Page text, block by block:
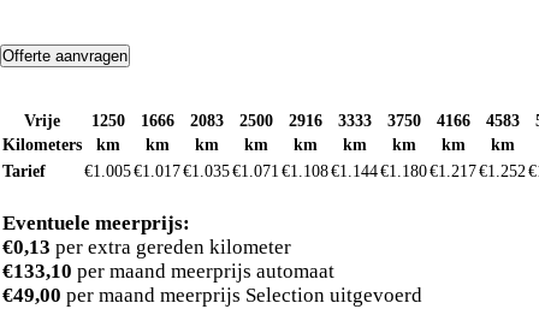
Offerte aanvragen
Vrije
Kilometers
1250
km
1666
km
2083
km
2500
km
2916
km
3333
km
3750
km
4166
km
4583
km
Tarief €1.005€1.017€1.035€1.071 €1.108€1.144€1.180€1.217€1.252
Eventuele meerprijs:
€0,13 per extra gereden kilometer
€133,10 per maand meerprijs automaat
€49,00 per maand meerprijs Selection uitgevoerd